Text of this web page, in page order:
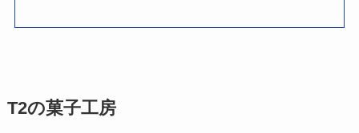
T2の菓子工房